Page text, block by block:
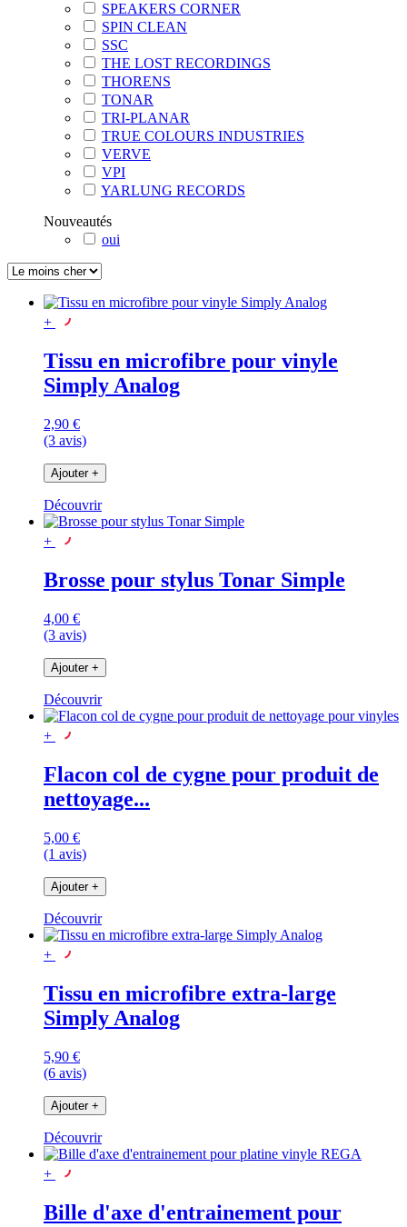
SPEAKERS CORNER
SPIN CLEAN
SSC
THE LOST RECORDINGS
THORENS
TONAR
TRI-PLANAR
TRUE COLOURS INDUSTRIES
VERVE
VPI
YARLUNG RECORDS
Nouveautés
oui
+
Tissu en microfibre pour vinyle
Simply Analog
2,90 €
(3 avis)
Ajouter +
Découvrir
+
Brosse pour stylus Tonar Simple
4,00 €
(3 avis)
Ajouter +
Découvrir
+
Flacon col de cygne pour produit de
nettoyage...
5,00 €
(1 avis)
Ajouter +
Découvrir
+
Tissu en microfibre extra-large
Simply Analog
5,90 €
(6 avis)
Ajouter +
Découvrir
+
Bille d'axe d'entrainement pour